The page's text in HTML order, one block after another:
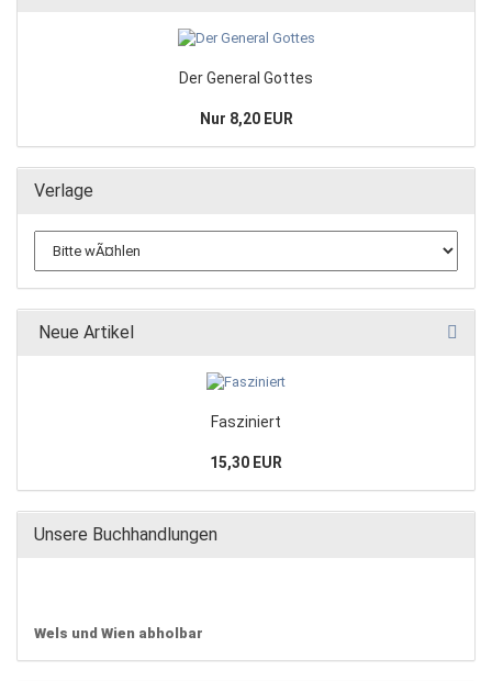
Der General Gottes
Nur 8,20 EUR
Verlage
Neue Artikel
Fasziniert
15,30 EUR
Unsere Buchhandlungen
Wels und Wien abholbar